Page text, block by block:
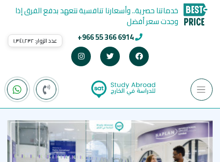
+966 55 366 6914
خدماتنا حصرية.. وأسعارنا تنافسية نتعهد بدفع الفرق إذا
وجدت سعر أفضل
عدد الزوار:١٬٣٤١٬٢٣٢